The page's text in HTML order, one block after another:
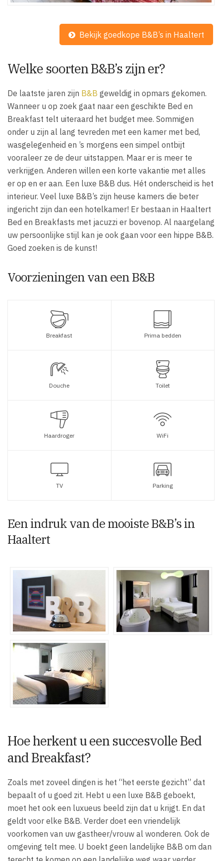
Bekijk goedkope B&B’s in Haaltert
Welke soorten B&B’s zijn er?
De laatste jaren zijn B&B geweldig in opmars gekomen.
Wanneer u op zoek gaat naar een geschikte Bed en
Breakfast telt uiteraard het budget mee. Sommigen
onder u zijn al lang tevreden met een kamer met bed,
wasgelegenheid en ’s morgens een simpel ontbijt
vooraleer ze de deur uitstappen. Maar er is meer te
verkrijgen. Anderen willen een korte vakantie met alles
er op en er aan. Een luxe B&B dus. Hét onderscheid is het
interieur. Veel luxe B&B’s zijn heuse kamers die beter
ingericht zijn dan een hotelkamer! Er bestaan in Haaltert
Bed en Breakfasts met jacuzzi er bovenop. Al naargelang
uw persoonlijke stijl kan je ook gaan voor een hippe B&B.
Goed zoeken is de kunst!
Voorzieningen van een B&B
Breakfast Prima bedden
Douche Toilet
Haardroger WiFi
TV Parking
Een indruk van de mooiste B&B’s in
Haaltert
Hoe herkent u een succesvolle Bed
and Breakfast?
Zoals met zoveel dingen is het “het eerste gezicht” dat
bepaalt of u goed zit. Hebt u een luxe B&B geboekt,
moet het ook een luxueus beeld zijn dat u krijgt. En dat
geldt voor elke B&B. Verder doet een vriendelijk
voorkomen van uw gastheer/vrouw al wonderen. Ook de
omgeving telt mee. U boekt geen landelijke B&B om dan